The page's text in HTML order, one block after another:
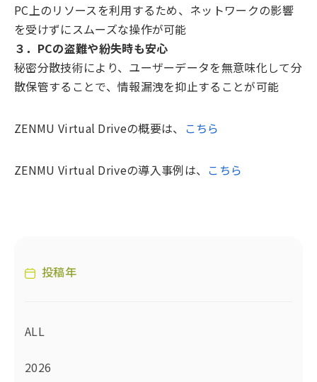
PC上のリソースを利用するため、ネットワークの影響
を受けずにスムーズな操作が可能
３．PCの盗難や紛失時も安心
秘密分散技術により、ユーザーデータを無意味化して分
散保管することで、情報漏洩を抑止することが可能
ZENMU Virtual Driveの概要は、 こちら
ZENMU Virtual Driveの導入事例は、 こちら
投稿年
ALL
2026